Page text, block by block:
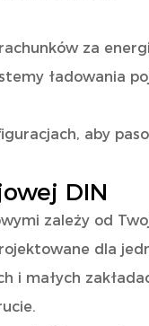
za
ładowania
aby
DIN
zależy od
dla
i małych